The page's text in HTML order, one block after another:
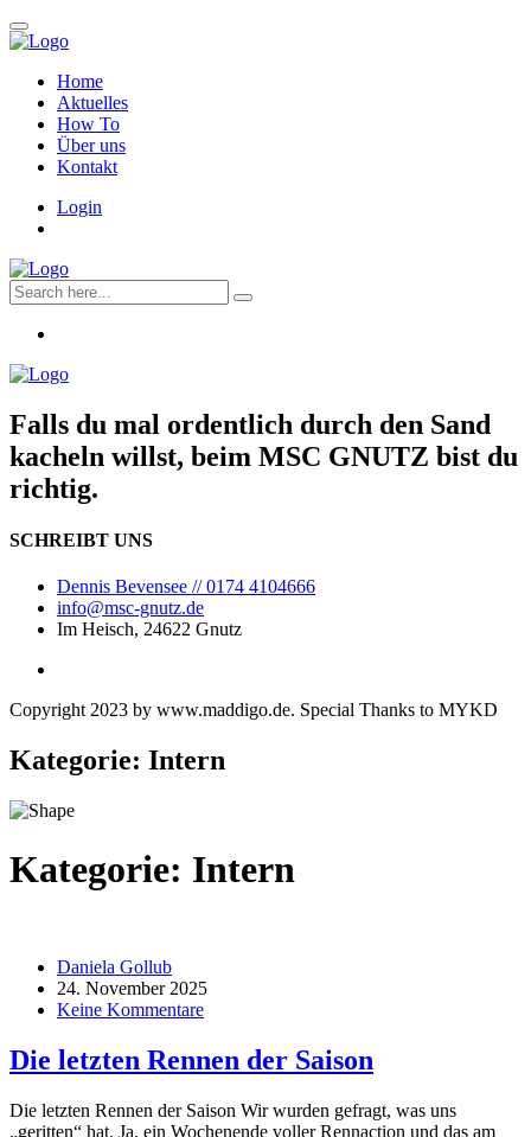
Home
Aktuelles
How To
Über uns
Kontakt
Login
Falls du mal ordentlich durch den Sand
kacheln willst, beim MSC GNUTZ bist du
richtig.
SCHREIBT UNS
Dennis Bevensee // 0174 4104666
info@msc-gnutz.de
Im Heisch, 24622 Gnutz
Copyright 2023 by www.maddigo.de. Special Thanks to MYKD
Kategorie: Intern
Kategorie: Intern
Daniela Gollub
24. November 2025
Keine Kommentare
Die letzten Rennen der Saison​
Die letzten Rennen der Saison Wir wurden gefragt, was uns
„geritten“ hat. Ja, ein Wochenende voller Rennaction und das am